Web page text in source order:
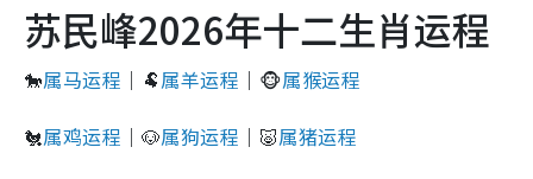
苏民峰2026年十二生肖运程
🐎属马运程 ｜🐏属羊运程 ｜🐵属猴运程
🐔属鸡运程 ｜🐶属狗运程 ｜🐷属猪运程